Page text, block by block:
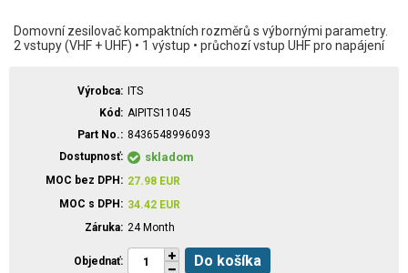
Domovní zesilovač kompaktních rozměrů s výbornými parametry.
2 vstupy (VHF + UHF) • 1 výstup • průchozí vstup UHF pro napájení
Výrobca
ITS
Kód
AIPITS11045
Part No.
8436548996093
Dostupnosť
skladom
MOC bez DPH 27.98 EUR
MOC s DPH
34.42 EUR
Záruka 24 Month
Objednať Do košíka